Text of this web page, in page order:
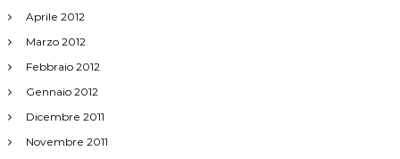
Aprile 2012
Marzo 2012
Febbraio 2012
Gennaio 2012
Dicembre 2011
Novembre 2011